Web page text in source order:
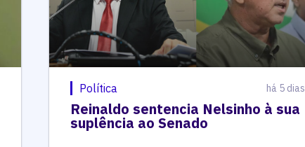
Política há 5 dias
Reinaldo sentencia Nelsinho à sua
suplência ao Senado